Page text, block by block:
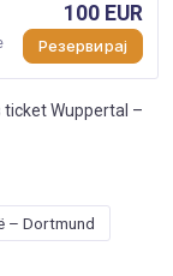
100 EUR
Резервирај
ticket Wuppertal –
– Dortmund